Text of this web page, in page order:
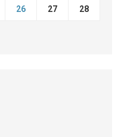
26 27 28